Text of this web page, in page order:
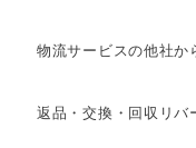
物流サービスの他社か
返品・交換・回収リバ